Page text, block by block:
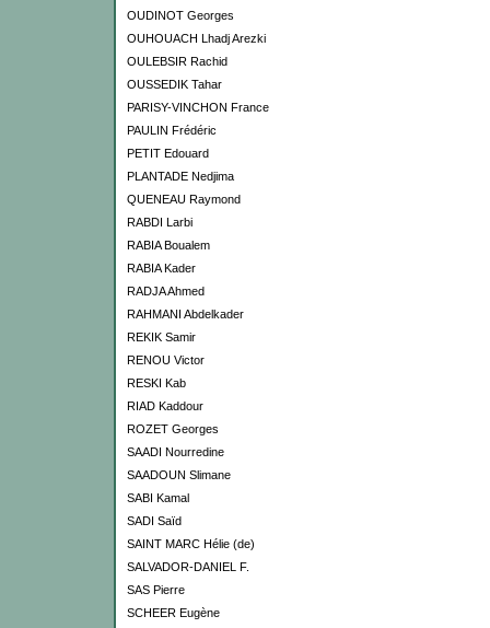
OUDINOT Georges
OUHOUACH Lhadj Arezki
OULEBSIR Rachid
OUSSEDIK Tahar
PARISY-VINCHON France
PAULIN Frédéric
PETIT Edouard
PLANTADE Nedjima
QUENEAU Raymond
RABDI Larbi
RABIA Boualem
RABIA Kader
RADJA Ahmed
RAHMANI Abdelkader
REKIK Samir
RENOU Victor
RESKI Kab
RIAD Kaddour
ROZET Georges
SAADI Nourredine
SAADOUN Slimane
SABI Kamal
SADI Saïd
SAINT MARC Hélie (de)
SALVADOR-DANIEL F.
SAS Pierre
SCHEER Eugène